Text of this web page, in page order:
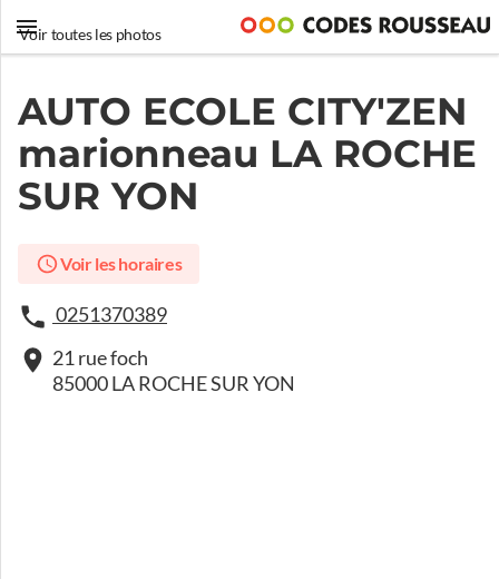
Voir toutes les photos
AUTO ECOLE CITY'ZEN
marionneau LA ROCHE
SUR YON
Voir les horaires
0251370389
21 rue foch
85000 LA ROCHE SUR YON